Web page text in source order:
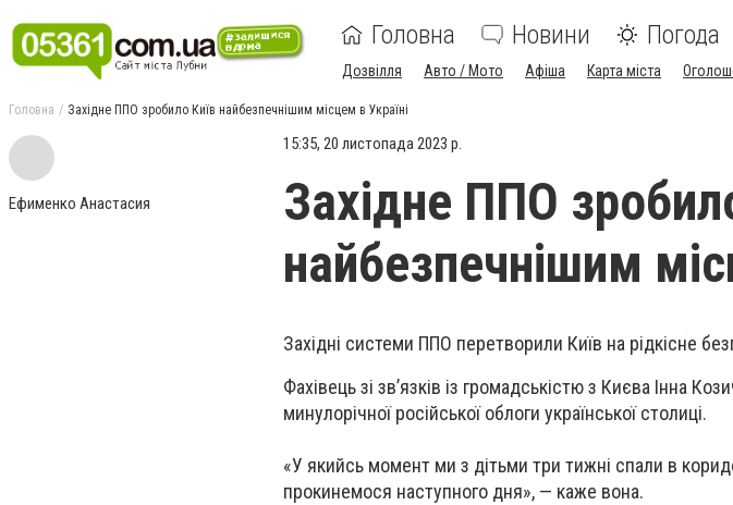
Головна Новини Погода
Дозвілля Авто / Мото Афіша Карта міста
Головна Західне ППО зробило Київ найбезпечнішим місцем в Україні
Ефименко Анастасия
15:35, 20 листопада 2023 р.
Західне ППО
найбезпечнішим
Західні системи ППО перетворили Київ на рідкісне
Фахівець зі зв’язків із громадськістю з Києва Інна
минулорічної російської облоги української столиці.
«У якийсь момент ми з дітьми три тижні спали в
прокинемося наступного дня», — каже вона.